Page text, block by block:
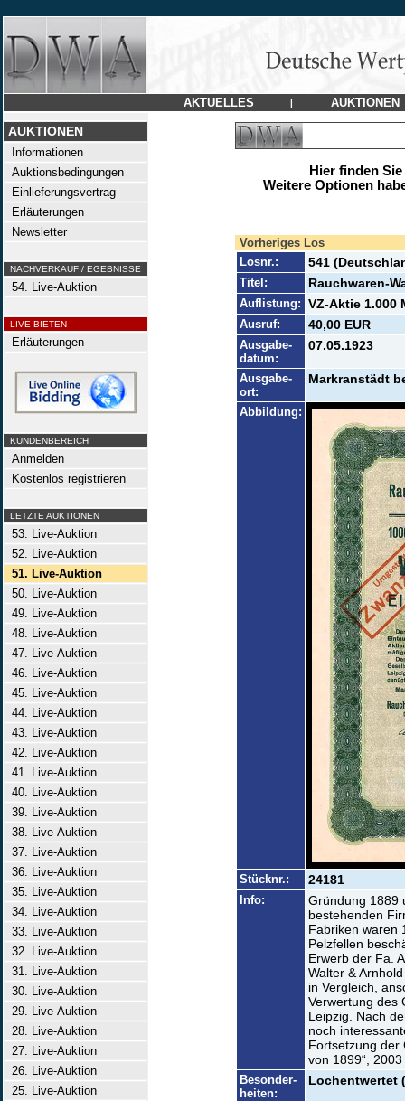
AKTUELLES | AUKTIONEN
AUKTIONEN
Informationen
Auktionsbedingungen
Einlieferungsvertrag
Erläuterungen
Newsletter
NACHVERKAUF / EGEBNISSE
54. Live-Auktion
LIVE BIETEN
Erläuterungen
KUNDENBEREICH
Anmelden
Kostenlos registrieren
LETZTE AUKTIONEN
53. Live-Auktion
52. Live-Auktion
51. Live-Auktion
50. Live-Auktion
49. Live-Auktion
48. Live-Auktion
47. Live-Auktion
46. Live-Auktion
45. Live-Auktion
44. Live-Auktion
43. Live-Auktion
42. Live-Auktion
41. Live-Auktion
40. Live-Auktion
39. Live-Auktion
38. Live-Auktion
37. Live-Auktion
36. Live-Auktion
35. Live-Auktion
34. Live-Auktion
33. Live-Auktion
32. Live-Auktion
31. Live-Auktion
30. Live-Auktion
29. Live-Auktion
28. Live-Auktion
27. Live-Auktion
26. Live-Auktion
25. Live-Auktion
Hier finden
Weitere Optionen
Vorheriges Los
Losnr.:
541
Titel: Rauchwaren-
Auflistung: VZ-Aktie 1.000
Ausruf: 40,00 EUR
Ausgabe-
datum:
07.05.1923
Ausgabe-
ort:
Markranstädt
Abbildung:
Stücknr.: 24181
Info:
Gründung 1889
bestehenden
Fabriken waren
Pelzfellen
Erwerb der Fa.
Walter &
in Vergleich,
Verwertung des
Leipzig. Nach
noch
Fortsetzung der
von 1899“,
Besonder-
heiten:
Lochentwertet